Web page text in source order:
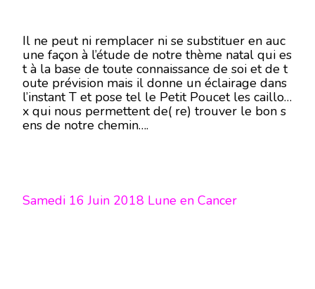
Il ne peut ni remplacer ni se substituer en auc
une façon à l’étude de notre thème natal qui es
t à la base de toute connaissance de soi et de t
oute prévision mais il donne un éclairage dans
l’instant T et pose tel le Petit Poucet les caillou
x qui nous permettent de( re) trouver le bon s
ens de notre chemin….
Samedi 16 Juin 2018 Lune en Cancer